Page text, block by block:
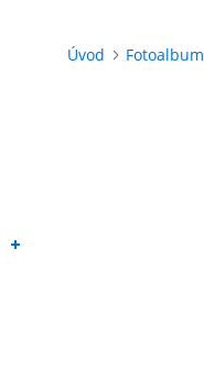
Úvod Fotoalbum